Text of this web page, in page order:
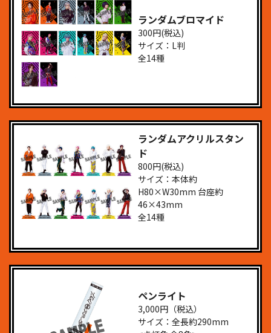
ランダムブロマイド
300円(税込)
サイズ：L判
全14種
ランダムアクリルスタン
ド
800円(税込)
サイズ：本体約
H80×W30mm 台座約
46×43mm
全14種
ペンライト
3,000円（税込）
サイズ：全長約290mm